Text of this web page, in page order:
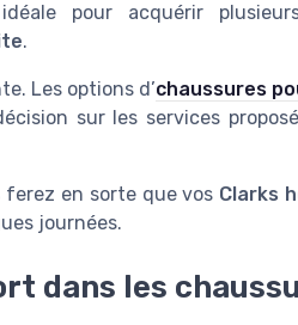
pour acquérir
.
Les options d’chaussures
sur les services
en sorte que vos Clarks
journées.
dans les